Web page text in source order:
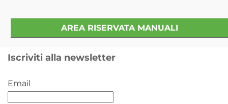
AREA RISERVATA MANUALI
Iscriviti alla newsletter
Email